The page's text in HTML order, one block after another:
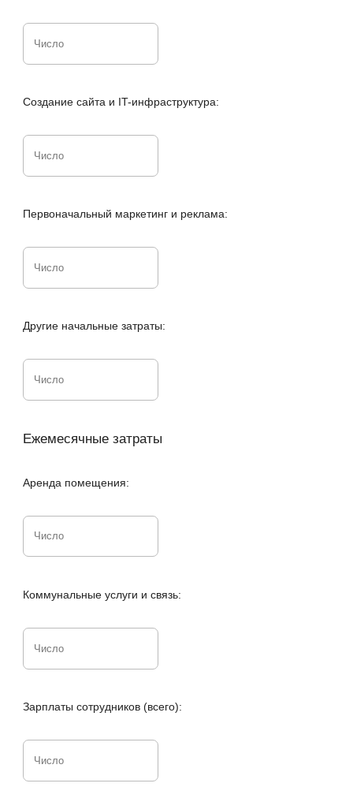
Создание сайта и IT-инфраструктура:
Первоначальный маркетинг и реклама:
Другие начальные затраты:
Ежемесячные затраты
Аренда помещения:
Коммунальные услуги и связь:
Зарплаты сотрудников (всего):